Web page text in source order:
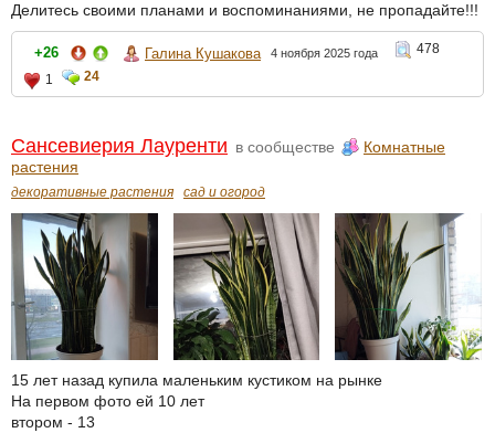
Делитесь своими планами и воспоминаниями, не пропадайте!!!
+26 Галина Кушакова 4 ноября 2025 года
478
1
24
Сансевиерия Лауренти в сообществе
Комнатные
растения
декоративные растения сад и огород
15 лет назад купила маленьким кустиком на рынке
На первом фото ей 10 лет
втором - 13